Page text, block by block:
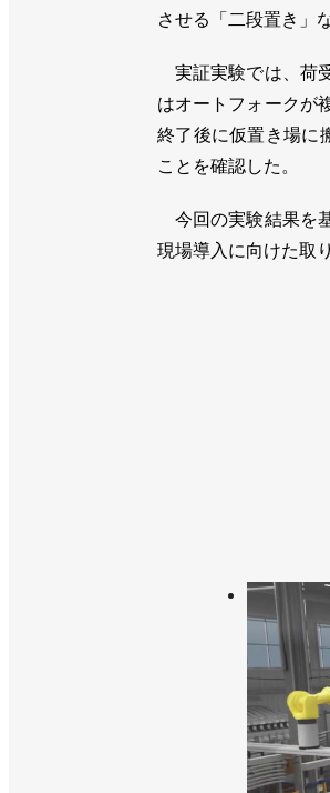
させる「二段置き」
実証実験では、荷
はオートフォークが
終了後に仮置き場に
ことを確認した。
今回の実験結果を
現場導入に向けた取